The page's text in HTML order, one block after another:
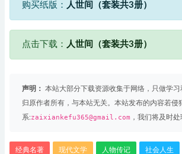
购买纸版： 人世间（套装共3册）
点击下载： 人世间（套装共3册）
声明： 本站大部分下载资源收集于网络，只做学
归原作者所有，与本站无关。本站发布的内容若侵
系:zaixiankefu365@gmail.com ，我们将及时处
经典名著 现代文学 人物传记 社会人生